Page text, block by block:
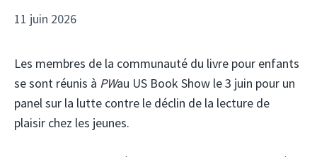
11 juin 2026
Les membres de la communauté du livre pour enfants
se sont réunis à PWau US Book Show le 3 juin pour un
panel sur la lutte contre le déclin de la lecture de
plaisir chez les jeunes.